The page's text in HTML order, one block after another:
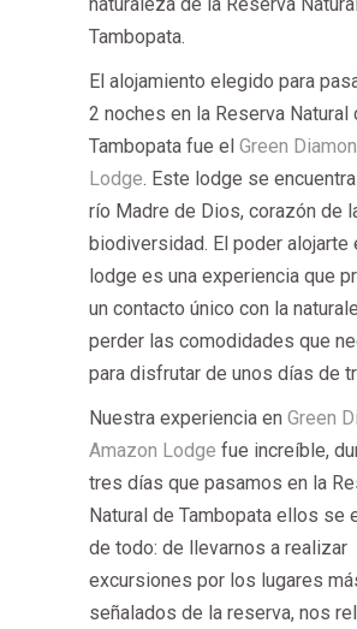
Tambopata.
El alojamiento elegido para
2 noches en la Reserva Natural
Tambopata fue el Green
Lodge. Este lodge se
río Madre de Dios, corazón de
biodiversidad. El poder alojarte
lodge es una experiencia que
un contacto único con la
perder las comodidades que
para disfrutar de unos días de
Nuestra experiencia en Green
Amazon Lodge fue increíble,
tres días que pasamos en la
Natural de Tambopata ellos se
de todo: de llevarnos a realizar
excursiones por los lugares
señalados de la reserva, nos